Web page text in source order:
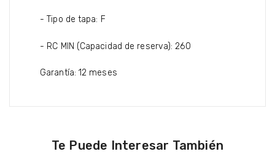
- Tipo de tapa: F
- RC MIN (Capacidad de reserva): 260
Garantía: 12 meses
Te Puede Interesar También